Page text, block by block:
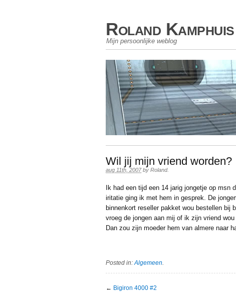
Roland Kamphuis
Mijn persoonlijke weblog
Wil jij mijn vriend worden?
aug 11th, 2007 by Roland.
Ik had een tijd een 14 jarig jongetje op msn
iritatie ging ik met hem in gesprek. De
binnenkort reseller pakket wou bestellen bij
vroeg de jongen aan mij of ik zijn vriend
Dan zou zijn moeder hem van almere naar
Posted in:Algemeen.
← Bigiron 4000 #2